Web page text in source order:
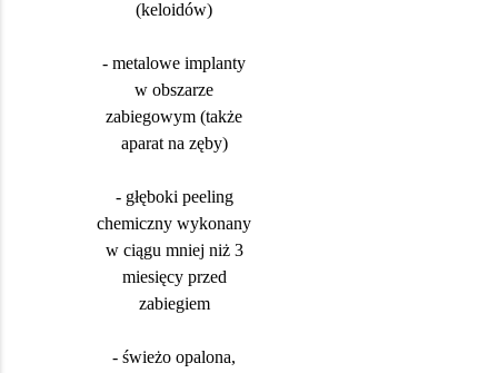
(keloidów)
- metalowe implanty
w obszarze
zabiegowym (także
aparat na zęby)
- głęboki peeling
chemiczny wykonany
w ciągu mniej niż 3
miesięcy przed
zabiegiem
- świeżo opalona,